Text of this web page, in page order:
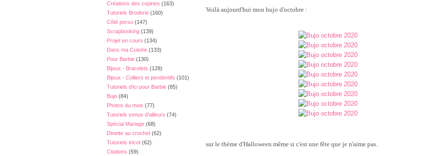
Créations des copines (163)
Tutoriels Broderie (160)
Côté perso (147)
Scrapbooking (139)
Projet en cours (134)
Dans ma Cuisine (133)
Pour Barbie (130)
Bijoux - Bracelets (128)
Bijoux - Colliers et pendentifs (101)
Tutoriels d'ici pour Barbie (85)
Bujo (84)
Photos du mois (77)
Tutoriels venus d'ailleurs (74)
Spécial Mariage (68)
Dinette au crochet (62)
Tutoriels tricot (62)
Citations (59)
Voilà aujourd'hui mon bujo d'octobre :
sur le thème d'Halloween même si c'est une fête que je n'aime pas.